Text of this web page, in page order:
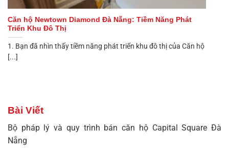
Căn hộ Newtown Diamond Đà Nẵng: Tiềm Năng Phát
Triển Khu Đô Thị
1. Bạn đã nhìn thấy tiềm năng phát triển khu đô thị của Căn hộ
[...]
Bài Viết
Bộ pháp lý và quy trình bán căn hộ Capital Square Đà
Nẵng